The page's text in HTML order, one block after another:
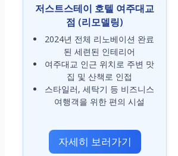
저스트스테이 호텔 여주대교
점 (리모델링)
2024년 전체 리노베이션 완료
된 세련된 인테리어
여주대교 인근 위치로 주변 맛
집 및 산책로 인접
스타일러, 세탁기 등 비즈니스
여행객을 위한 편의 시설
자세히 보러가기